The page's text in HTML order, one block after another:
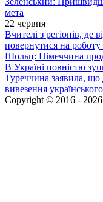
мета
22 червня
Вчителі з регіонів, де
повернутися на
Шольц: Німеччина
В Україні повністю
Туреччина заявила, що
вивезення
Copyright © 2016 - 2026